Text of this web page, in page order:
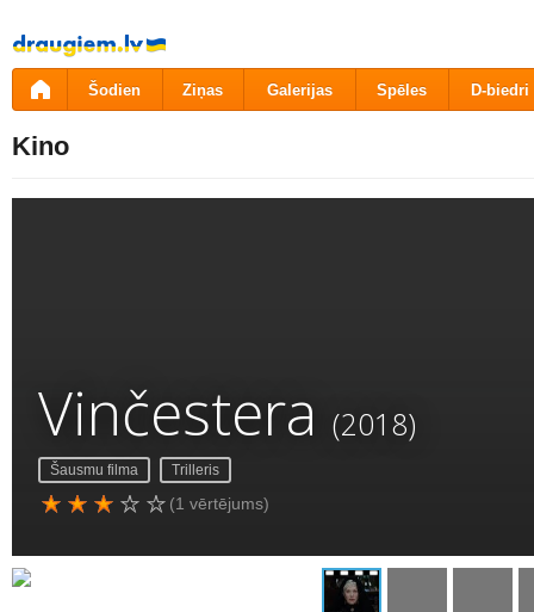
Pāriet
uz
saturu
Šodien Ziņas Galerijas Spēles D-biedri
Kino
Vinčestera (2018)
Šausmu filma Trilleris
(1 vērtējums)